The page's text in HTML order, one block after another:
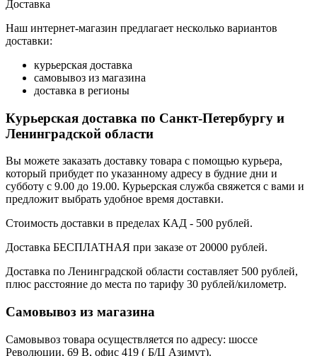
Доставка
Наш интернет-магазин предлагает несколько вариантов
доставки:
курьерская доставка
самовывоз из магазина
доставка в регионы
Курьерская доставка по Санкт-Петербургу и
Ленинградской области
Вы можете заказать доставку товара с помощью курьера,
который прибудет по указанному адресу в будние дни и
субботу с 9.00 до 19.00. Курьерская служба свяжется с вами и
предложит выбрать удобное время доставки.
Стоимость доставки в пределах КАД - 500 рублей.
Доставка БЕСПЛАТНАЯ при заказе от 20000 рублей.
Доставка по Ленинградской области составляет 500 рублей,
плюс расстояние до места по тарифу 30 рублей/километр.
Самовывоз из магазина
Самовывоз товара осуществляется по адресу: шоссе
Революции, 69 В, офис 419 ( Б/Ц Азимут).